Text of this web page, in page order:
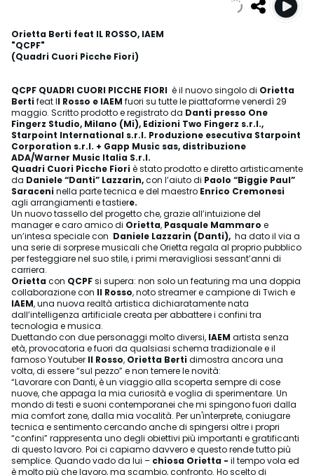
Orietta Berti feat IL ROSSO, IAEM
"QCPF"
(Quadri Cuori Picche Fiori)
QCPF QUADRI CUORI PICCHE FIORI è il nuovo singolo di Orietta
Berti feat Il Rosso e IAEM fuori su tutte le piattaforme venerdì 29
maggio. Scritto prodotto e registrato da Danti presso One
Fingerz Studio, Milano (Mi), Edizioni Two Fingerz s.r.l.,
Starpoint International s.r.l. Produzione esecutiva Starpoint
Corporation s.r.l. + Gapp Music sas, distribuzione
ADA/Warner Music Italia S.r.l.
Quadri Cuori Picche Fiori è stato prodotto e diretto artisticamente
da Daniele “Danti” Lazzarin,con l’aiuto di Paolo “Biggie Paul”
Saraceni nella parte tecnica e del maestro Enrico Cremonesi
agli arrangiamenti e tastiere.
Un nuovo tassello del progetto che, grazie all’intuizione del
manager e caro amico di Orietta, Pasquale Mammaro e
un’intesa speciale con Daniele Lazzarin (Danti), ha dato il via a
una serie di sorprese musicali che Orietta regala al proprio pubblico
per festeggiare nel suo stile, i primi meravigliosi sessant’anni di
carriera.
Orietta con QCPFsi supera: non solo un featuring ma una doppia
collaborazione con Il Rosso, noto streamer e campione di Twich e
IAEM, una nuova realtà artistica dichiaratamente nata
dall’intelligenza artificiale creata per abbattere i confini tra
tecnologia e musica.
Duettando con due personaggi molto diversi, IAEM artista senza
età, provocatoria e fuori da qualsiasi schema tradizionale e il
famoso Youtuber Il Rosso, Orietta Berti dimostra ancora una
volta, di essere “sul pezzo” e non temere le novità:
“Lavorare con Danti, è un viaggio alla scoperta sempre di cose
nuove, che appaga la mia curiosità e voglia di sperimentare. Un
mondo di testi e suoni contemporanei che mi spingono fuori dalla
mia comfort zone, dalla mia vocalità. Per un'interprete, coniugare
tecnica e sentimento cercando anche di spingersi oltre i propri
“confini” rappresenta uno degli obiettivi più importanti e gratificanti
di questo lavoro. Poi ci capiamo davvero e questo rende tutto più
semplice. Quando vado da lui – chiosa Orietta - il tempo vola ed
è molto più che lavoro, ma scambio, confronto. Ho scelto di